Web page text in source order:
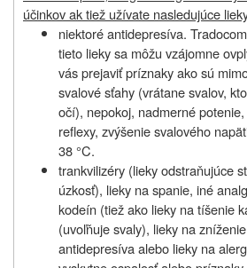
účinkov ak tiež užívate nasledujúce
niektoré antidepresíva.
tieto lieky sa môžu vzájomne
vás prejaviť príznaky ako sú
svalové sťahy (vrátane svalov,
očí), nepokoj, nadmerné
reflexy, zvýšenie svalového
38 °C.
trankvilizéry (lieky odstraňujúce
úzkosť), lieky na spanie, iné
kodeín (tiež ako lieky na tíšenie
(uvoľňuje svaly), lieky na
antidepresíva alebo lieky na